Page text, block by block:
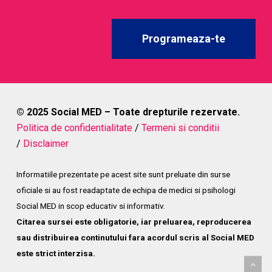
Programeaza-te
© 2025 Social MED – Toate drepturile rezervate.
Politica de confidentialitate/ Termeni si conditii
/ Disclaimer
Informatiile prezentate pe acest site sunt preluate din surse
oficiale si au fost readaptate de echipa de medici si psihologi
Social MED in scop educativ si informativ.
Citarea sursei este obligatorie, iar preluarea, reproducerea
sau distribuirea continutului fara acordul scris al Social MED
este strict interzisa.